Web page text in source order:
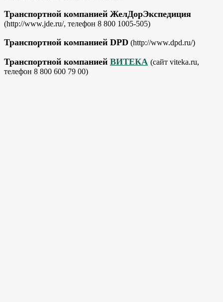
Транспортной компанией ЖелДорЭкспедиция
(http://www.jde.ru/, телефон 8 800 1005-505)
Транспортной компанией DPD (http://www.dpd.ru/)
Транспортной компанией ВИТЕКА (сайт viteka.ru,
телефон 8 800 600 79 00)